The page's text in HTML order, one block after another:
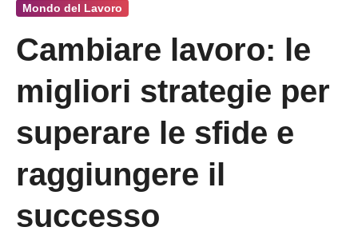
Mondo del Lavoro
Cambiare lavoro: le
migliori strategie per
superare le sfide e
raggiungere il
successo